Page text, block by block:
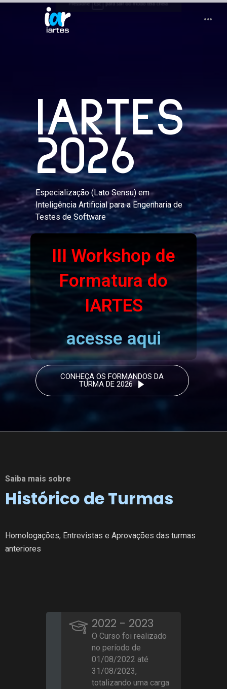
IARTES
2026
Especialização (Lato Sensu) em
Inteligência Artificial para a Engenharia de
Testes de Software
III Workshop de
Formatura do
IARTES
acesse aqui
CONHEÇA OS FORMANDOS DA
TURMA DE 2026
Saiba mais sobre
Histórico de Turmas
Homologações, Entrevistas e Aprovações das turmas
anteriores
2022 - 2023
O Curso foi realizado
no período de
01/08/2022 até
31/08/2023,
totalizando uma carga